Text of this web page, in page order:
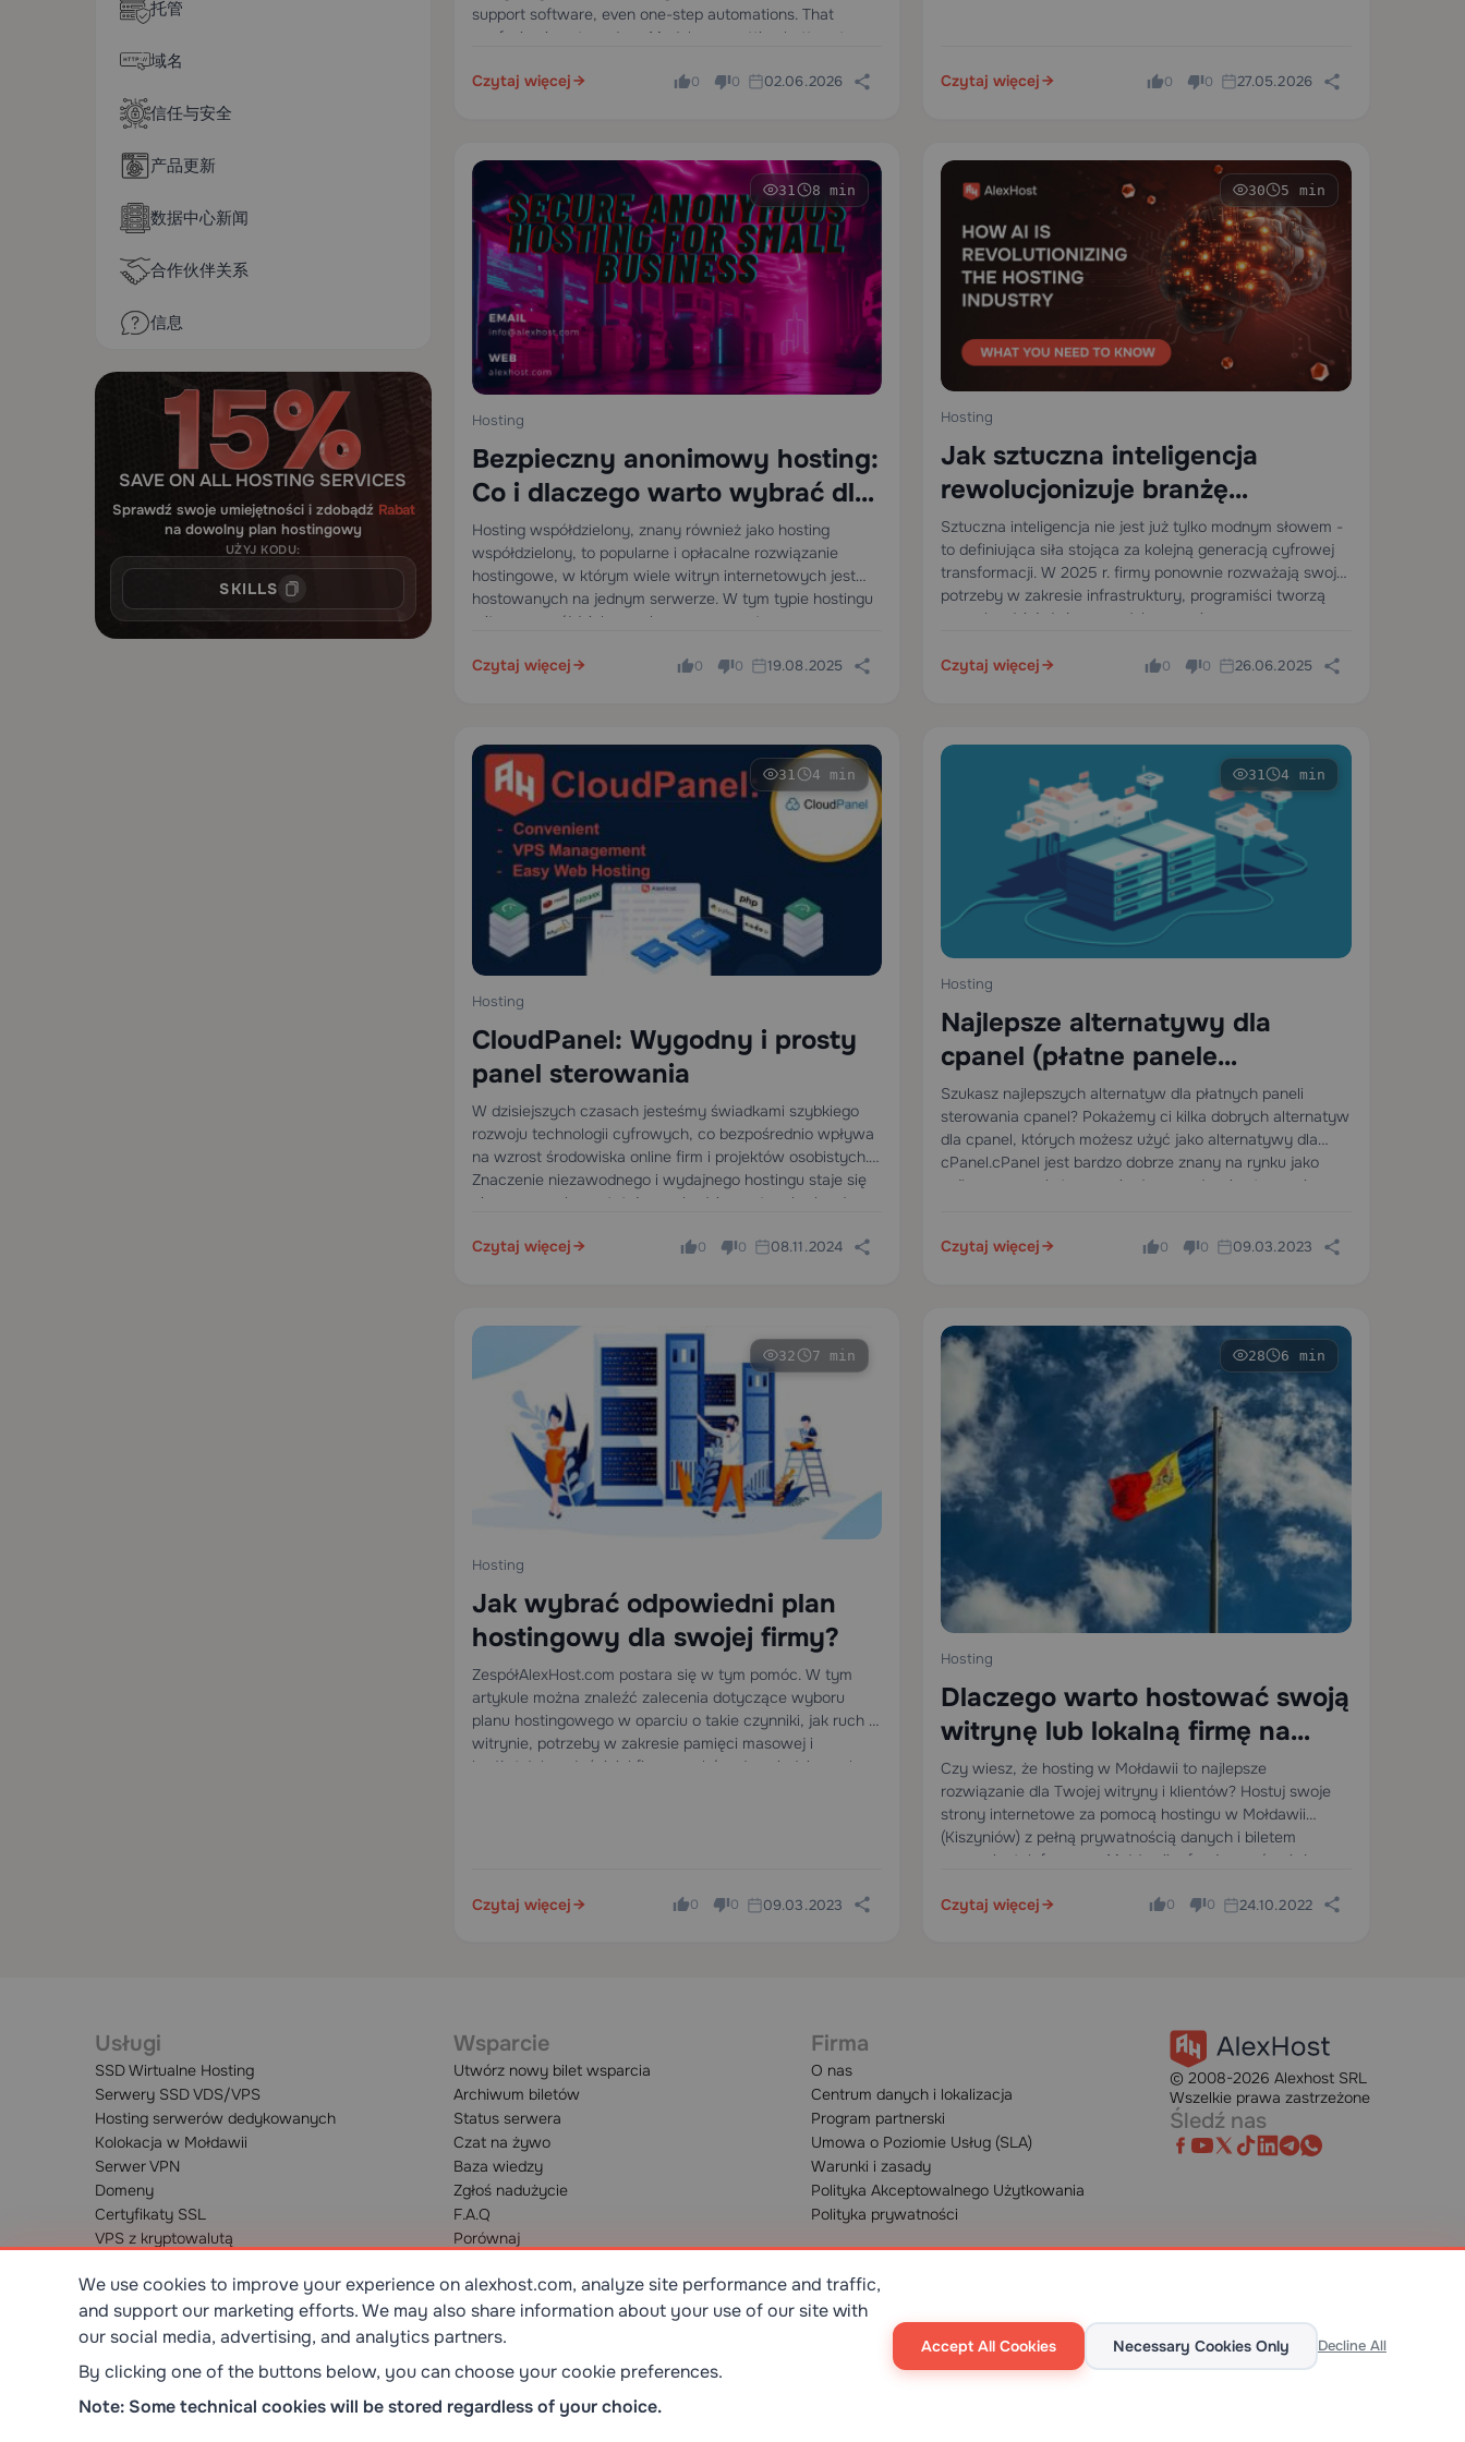
托管
域名
信任与安全
产品更新
数据中心新闻
合作伙伴关系
信息
SAVE ON ALL HOSTING SERVICES
Sprawdź swoje umiejętności i zdobądź Rabat
na dowolny plan hostingowy
UŻYJ KODU:
SKILLS
support software, even one-step automations. That
confusion is not random. Models are getting better at
Czytaj więcej
0 0 02.06.2026 Czytaj więcej 0 0 27.05.2026
31 8 min
Hosting
Bezpieczny anonimowy hosting:
Co i dlaczego warto wybrać dla
małej firmy?
Hosting współdzielony, znany również jako hosting
współdzielony, to popularne i opłacalne rozwiązanie
hostingowe, w którym wiele witryn internetowych jest
hostowanych na jednym serwerze. W tym typie hostingu
witryny współdzielą zasoby serwera, w tym procesor,
Czytaj więcej
0 0 19.08.2025
30 5 min
Hosting
Jak sztuczna inteligencja
rewolucjonizuje branżę
hostingową: Co musisz wiedzieć
Sztuczna inteligencja nie jest już tylko modnym słowem -
to definiująca siła stojąca za kolejną generacją cyfrowej
transformacji. W 2025 r. firmy ponownie rozważają swoje
potrzeby w zakresie infrastruktury, programiści tworzą
coraz bardziej złożone modele uczenia maszynowego, a
Czytaj więcej
0 0 26.06.2025
31 4 min
Hosting
CloudPanel: Wygodny i prosty
panel sterowania
W dzisiejszych czasach jesteśmy świadkami szybkiego
rozwoju technologii cyfrowych, co bezpośrednio wpływa
na wzrost środowiska online firm i projektów osobistych.
Znaczenie niezawodnego i wydajnego hostingu staje się
niezaprzeczalne, a tutaj przychodzi na ratunek - bardzo
Czytaj więcej
0 0 08.11.2024
31 4 min
Hosting
Najlepsze alternatywy dla
cpanel (płatne panele
sterowania)
Szukasz najlepszych alternatyw dla płatnych paneli
sterowania cpanel? Pokażemy ci kilka dobrych alternatyw
dla cpanel, których możesz użyć jako alternatywy dla
cPanel.cPanel jest bardzo dobrze znany na rynku jako
najlepszy panel sterowania do zarządzania stronami
Czytaj więcej
0 0 09.03.2023
32 7 min
Hosting
Jak wybrać odpowiedni plan
hostingowy dla swojej firmy?
ZespółAlexHost.com postara się w tym pomóc. W tym
artykule można znaleźć zalecenia dotyczące wyboru
planu hostingowego w oparciu o takie czynniki, jak ruch w
witrynie, potrzeby w zakresie pamięci masowej i
budżet.Jako właściciel firmy, wybór odpowiedniego planu
Czytaj więcej 0 0 09.03.2023
28 6 min
Hosting
Dlaczego warto hostować swoją
witrynę lub lokalną firmę na
hostingu w Mołdawii?
Czy wiesz, że hosting w Mołdawii to najlepsze
rozwiązanie dla Twojej witryny i klientów? Hostuj swoje
strony internetowe za pomocą hostingu w Mołdawii
(Kiszyniów) z pełną prywatnością danych i biletem
wsparcia, telefonem w Mołdawii, oferujemy również
Czytaj więcej
0 0 24.10.2022
Usługi
SSD Wirtualne Hosting
Serwery SSD VDS/VPS
Hosting serwerów dedykowanych
Kolokacja w Mołdawii
Serwer VPN
Domeny
Certyfikaty SSL
VPS z kryptowalutą
Wsparcie
Utwórz nowy bilet wsparcia
Archiwum biletów
Status serwera
Czat na żywo
Baza wiedzy
Zgłoś nadużycie
F.A.Q
Porównaj
Firma
O nas
Centrum danych i lokalizacja
Program partnerski
Umowa o Poziomie Usług (SLA)
Warunki i zasady
Polityka Akceptowalnego Użytkowania
Polityka prywatności
© 2008-2026 Alexhost SRL
Wszelkie prawa zastrzeżone
Śledź nas
SR EN ISO/IEC 27001:2023
STANDART STANDART
TOP 10 DEDICATED SERVERS
HOST ADVICE
We use cookies to improve your experience on alexhost.com, analyze site performance and traffic,
and support our marketing efforts. We may also share information about your use of our site with
our social media, advertising, and analytics partners.
By clicking one of the buttons below, you can choose your cookie preferences.
Note: Some technical cookies will be stored regardless of your choice.
Accept All Cookies Necessary Cookies Only Decline All